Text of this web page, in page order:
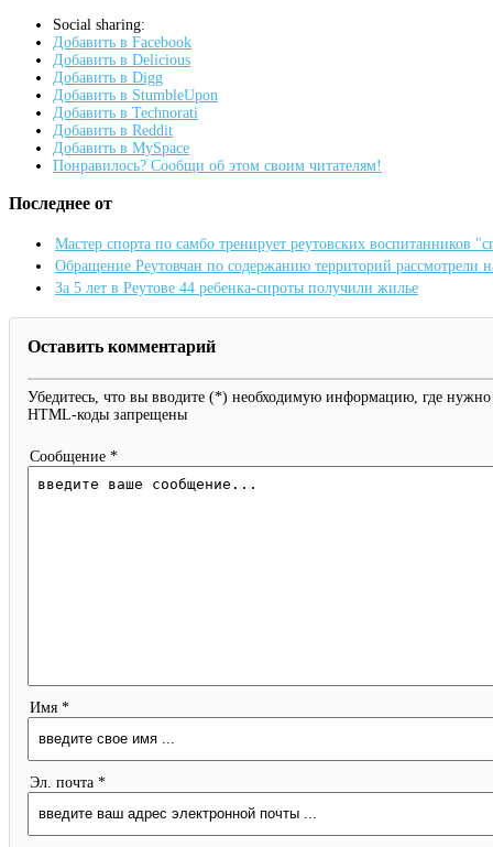
Social sharing:
Добавить в Facebook
Добавить в Delicious
Добавить в Digg
Добавить в StumbleUpon
Добавить в Technorati
Добавить в Reddit
Добавить в MySpace
Понравилось? Сообщи об этом своим читателям!
Последнее от
Мастер спорта по самбо тренирует реутовских воспитанников
Обращение Реутовчан по содержанию территорий рассмотрели
За 5 лет в Реутове 44 ребенка-сироты получили жилье
Оставить комментарий
Убедитесь, что вы вводите (*) необходимую информацию, где нужно
HTML-коды запрещены
Сообщение *
Имя *
Эл. почта *